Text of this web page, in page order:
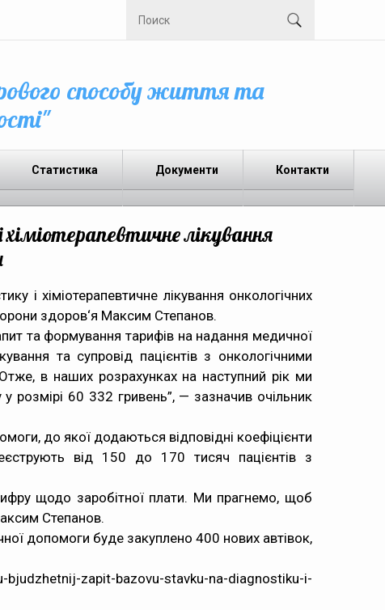
способу життя та
Статистика Документи Контакти
лікування
і хіміотерапевтичне лікування онкологічних
здоров‘я Максим Степанов.
та формування тарифів на надання медичної
та супровід пацієнтів з онкологічними
в наших розрахунках на наступний рік ми
розмірі 60 332 гривень”, — зазначив очільник
до якої додаються відповідні коефіцієнти
від 150 до 170 тисяч пацієнтів з
щодо заробітної плати. Ми прагнемо, щоб
Степанов.
допомоги буде закуплено 400 нових автівок,
zapit-bazovu-stavku-na-diagnostiku-i-